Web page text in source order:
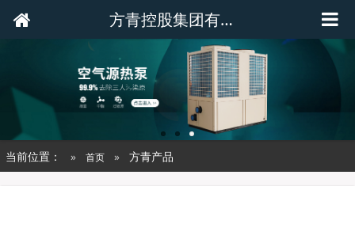
方青控股集团有限公司
当前位置： 首页 方青产品